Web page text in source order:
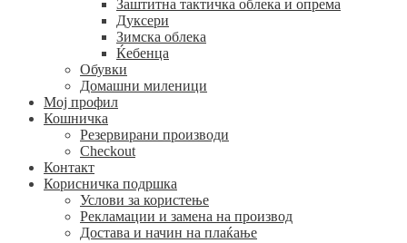
Заштитна тактичка облека и опрема
Дуксери
Зимска облека
Ќебенца
Обувки
Домашни миленици
Мој профил
Кошничка
Резервирани производи
Checkout
Контакт
Корисничка подршка
Услови за користење
Рекламации и замена на производ
Достава и начин на плаќање